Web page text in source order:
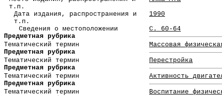
т.п.
Дата издания, распространения и
т.п.
1990
Сведения о местоположении
С. 60-64
Предметная рубрика
Тематический термин
Массовая
Предметная рубрика
Тематический термин
Перестройка
Предметная рубрика
Тематический термин
Активность
Предметная рубрика
Тематический термин
Воспитание